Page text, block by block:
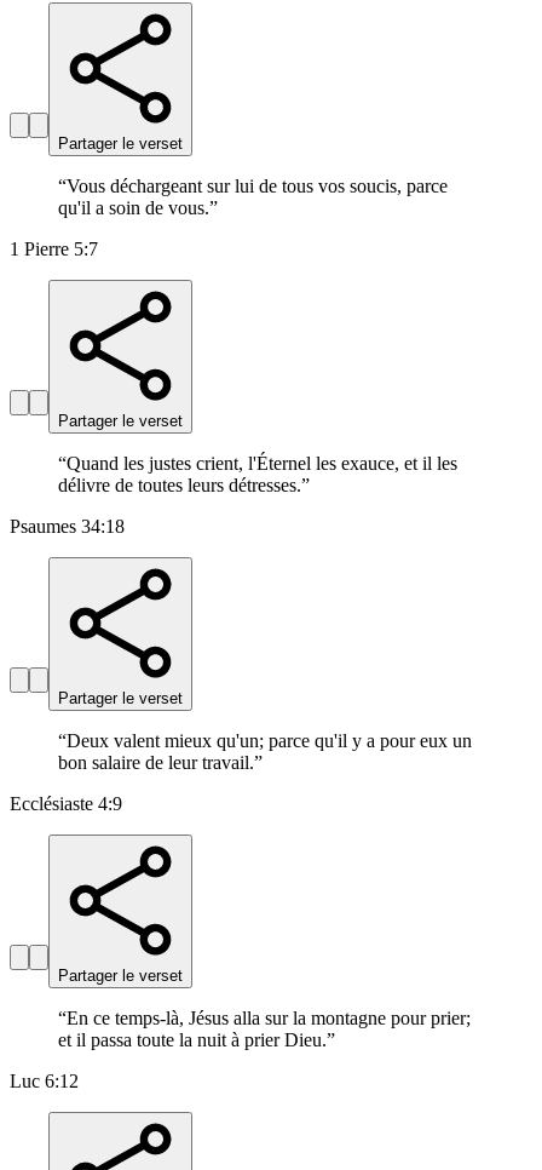
Partager le verset
“Vous déchargeant sur lui de tous vos soucis, parce
qu'il a soin de vous.”
1 Pierre 5:7
Partager le verset
“Quand les justes crient, l'Éternel les exauce, et il les
délivre de toutes leurs détresses.”
Psaumes 34:18
Partager le verset
“Deux valent mieux qu'un; parce qu'il y a pour eux un
bon salaire de leur travail.”
Ecclésiaste 4:9
Partager le verset
“En ce temps-là, Jésus alla sur la montagne pour prier;
et il passa toute la nuit à prier Dieu.”
Luc 6:12